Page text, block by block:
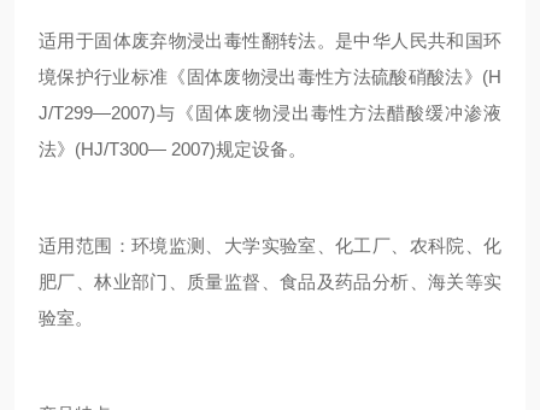
适用于固体废弃物浸出毒性翻转法。是中华人民共和国环
境保护行业标准《固体废物浸出毒性方法硫酸硝酸法》 (H
J/T299—2007)与《固体废物浸出毒性方法醋酸缓冲渗液
法》 (HJ/T300— 2007)规定设备。
适用范围：环境监测、大学实验室、化工厂、农科院、化
肥厂、林业部门、质量监督、食品及药品分析、海关等实
验室。